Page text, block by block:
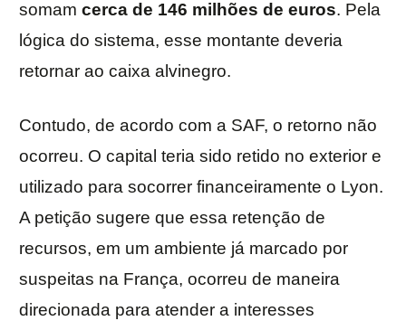
somam cerca de 146 milhões de euros. Pela
lógica do sistema, esse montante deveria
retornar ao caixa alvinegro.
Contudo, de acordo com a SAF, o retorno não
ocorreu. O capital teria sido retido no exterior e
utilizado para socorrer financeiramente o Lyon.
A petição sugere que essa retenção de
recursos, em um ambiente já marcado por
suspeitas na França, ocorreu de maneira
direcionada para atender a interesses